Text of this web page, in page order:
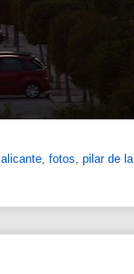
alicante fotos pilar de la